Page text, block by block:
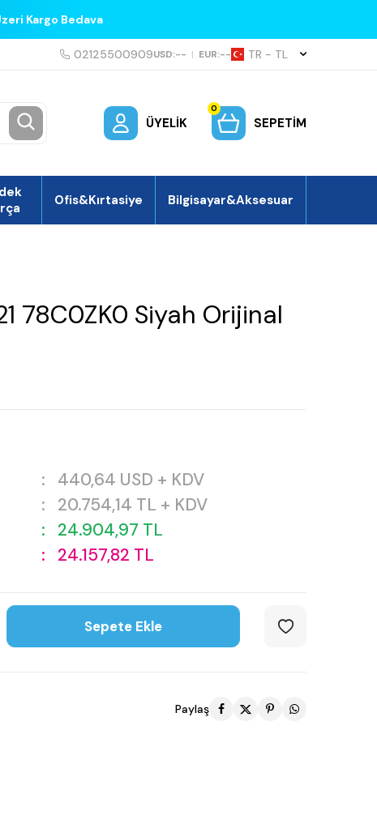
Kargo Bedava
02125500909USD:-- | EUR:-- TR − TL
ÜYELIK
0
SEPETIM
Ofis&Kırtasiye Bilgisayar&Aksesuar
78C0ZK0 Siyah Orijinal
: 440,64 USD + KDV
: 20.754,14 TL + KDV
: 24.904,97 TL
: 24.157,82 TL
Sepete Ekle
Paylaş